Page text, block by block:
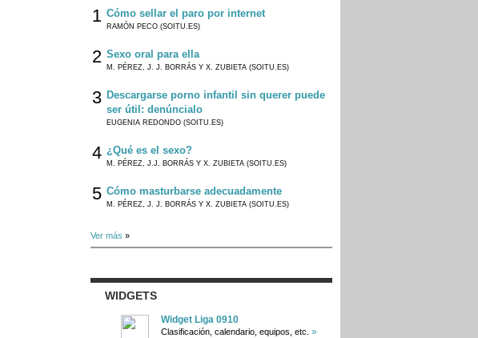
1 Cómo sellar el paro por internet
RAMÓN PECO (SOITU.ES)
2 Sexo oral para ella
M. PÉREZ, J. J. BORRÁS Y X. ZUBIETA (SOITU.ES)
3 Descargarse porno infantil sin querer puede
ser útil: denúncialo
EUGENIA REDONDO (SOITU.ES)
4 ¿Qué es el sexo?
M. PÉREZ, J.J. BORRÁS Y X. ZUBIETA (SOITU.ES)
5 Cómo masturbarse adecuadamente
M. PÉREZ, J. J. BORRÁS Y X. ZUBIETA (SOITU.ES)
Ver más »
WIDGETS
Widget Liga 0910
Clasificación, calendario, equipos, etc. »